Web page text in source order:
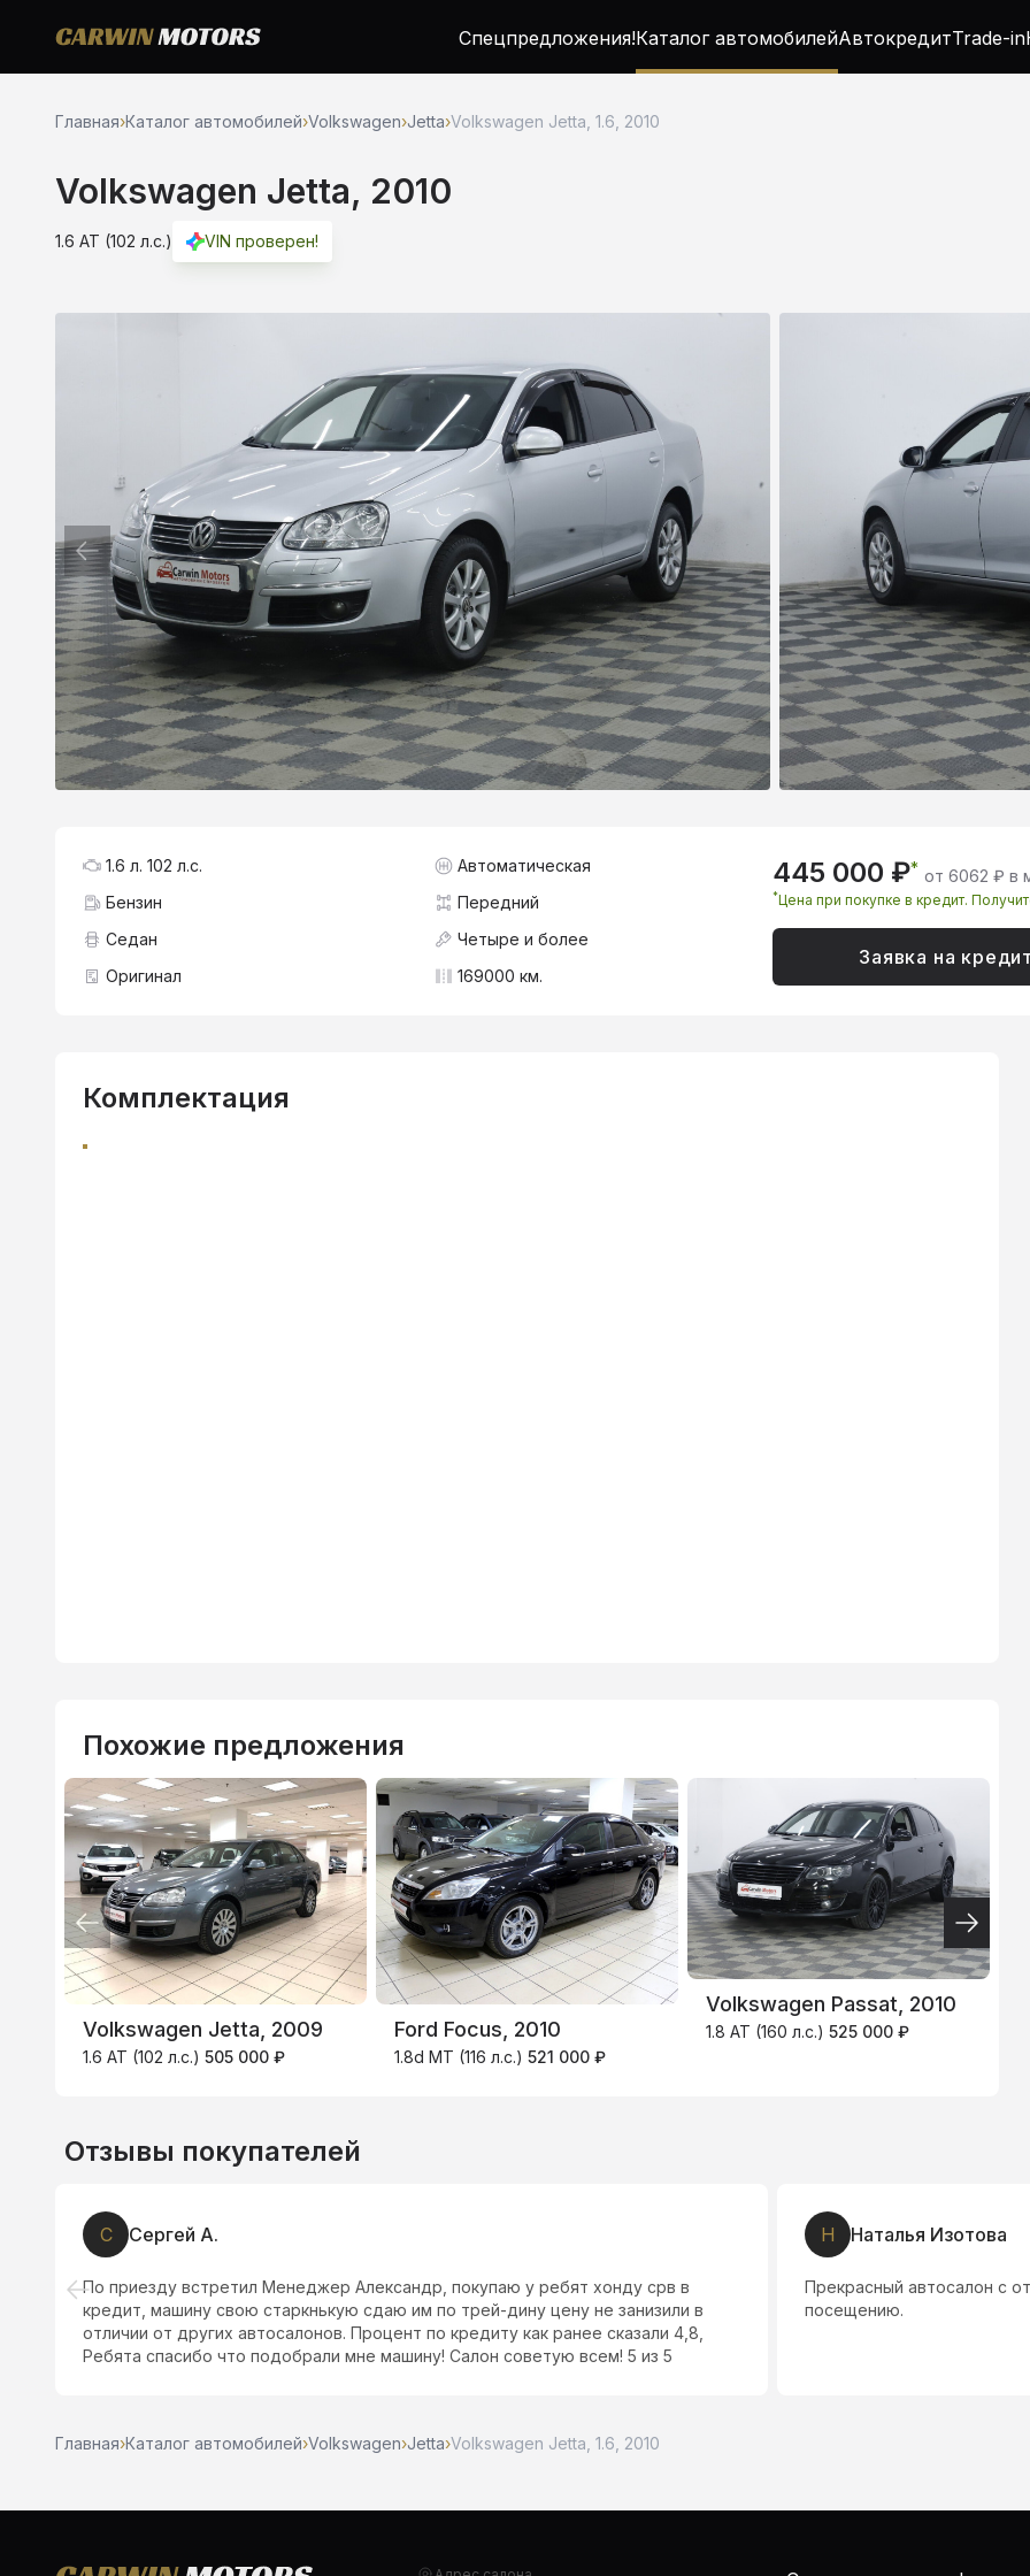
Спецпредложения!Каталог автомобилейАвтокредитTrade-in
Главная›Каталог автомобилей›Volkswagen›Jetta›Volkswagen Jetta, 1.6, 2010
Volkswagen Jetta, 2010
1.6 AT (102 л.с.) VIN проверен!
445 000 ₽* от 6062 ₽ в
*Цена при покупке в кредит.
Заявка на кредит
1.6 л. 102 л.с.
Автоматическая
Бензин
Передний
Седан
Четыре и более
Оригинал
169000 км.
Комплектация
Похожие предложения
Volkswagen Jetta, 2009
1.6 AT (102 л.с.) 505 000 ₽
Ford Focus, 2010
1.8d MT (116 л.с.) 521 000 ₽
Volkswagen Passat, 2010
1.8 AT (160 л.с.) 525 000 ₽
ВТБ
3.9%
ТИНЬКОФФ
4.9%
Отзывы покупателей
С Сергей А.
По приезду встретил Менеджер Александр, покупаю у ребят хонду срв в
кредит, машину свою старкнькую сдаю им по трей-дину цену не занизили в
отличии от других автосалонов. Процент по кредиту как ранее сказали 4,8,
Ребята спасибо что подобрали мне машину! Салон советую всем! 5 из 5
Н Наталья Изотова
Прекрасный автосалон с
посещению.
Главная›Каталог автомобилей›Volkswagen›Jetta›Volkswagen Jetta, 1.6, 2010